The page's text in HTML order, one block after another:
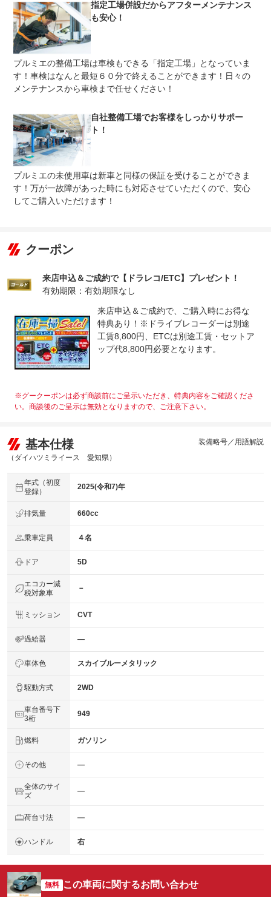
上限金額 -
免責金 無し
保証修理
受付先
-
法定整備 整備無 車両状態については販売店にご確認ください
について
指定工場併設だからアフターメンテナンス
も安心！
プルミエの整備工場は車検もできる「指定工場」となっていま
す！車検はなんと最短６０分で終えることができます！日々の
メンテナンスから車検まで任せください！
自社整備工場でお客様をしっかりサポー
ト！
プルミエの未使用車は新車と同様の保証を受けることができま
す！万が一故障があった時にも対応させていただくので、安心
してご購入いただけます！
クーポン
来店申込＆ご成約で【ドラレコ/ETC】プレゼント！
有効期限：有効期限なし
来店申込＆ご成約で、ご購入時にお得な
特典あり！※ドライブレコーダーは別途
工賃8,800円、ETCは別途工賃・セットア
ップ代8,800円必要となります。
※グークーポンは必ず商談前にご呈示いただき、特典内容をご確認くださ
い。商談後のご呈示は無効となりますので、ご注意下さい。
基本仕様
（ダイハツミライース 愛知県）
装備略号／用語解説
年式（初度
登録）
2025(令和7)年
排気量 660cc
乗車定員 ４名
ドア 5D
エコカー減
税対象車
－
ミッション CVT
過給器 ―
車体色 スカイブルーメタリック
駆動方式 2WD
車台番号下
3桁
949
燃料 ガソリン
その他 ―
全体のサイ
ズ
―
荷台寸法 ―
ハンドル 右
無料 この車両に関するお問い合わせ